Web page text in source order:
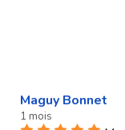
Maguy Bonnet
1 mois